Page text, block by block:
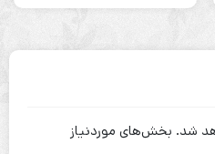
شد. بخش‌های موردنیاز